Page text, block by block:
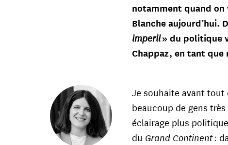
notamment quand
Blanche aujourd’hui.
imperii» du politique
Chappaz, en tant que
Je souhaite avant tout
beaucoup de gens
éclairage plus
du Grand Continent: